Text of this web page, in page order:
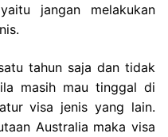
jangan melakukan
tahun saja dan tidak
masih mau tinggal di
visa jenis yang lain.
Australia maka visa